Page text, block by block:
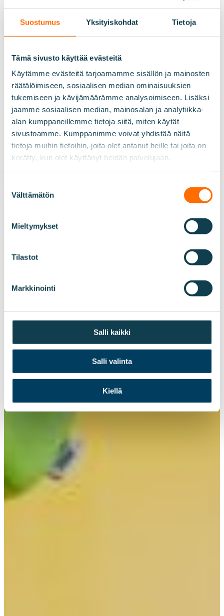
Suostumus Yksityiskohdat Tietoja
Tämä sivusto käyttää evästeitä
Käytämme evästeitä tarjoamamme sisällön ja mainosten
räätälöimiseen, sosiaalisen median ominaisuuksien
tukemiseen ja kävijämäärämme analysoimiseen. Lisäksi
jaamme sosiaalisen median, mainosalan ja analytiikka-
alan kumppaneillemme tietoja siitä, miten käytät
sivustoamme. Kumppanimme voivat yhdistää näitä
tietoja muihin tietoihin, joita olet antanut heille tai joita on
kerätty, kun olet käyttänyt heidän palvelujaan.
valinta
Välttämätön
Mieltymykset
Tilastot
Markkinointi
Salli kaikki
Salli valinta
Kiellä